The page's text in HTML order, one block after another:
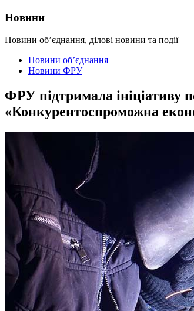
Новини
Новини об’єднання, ділові новини та події
Новини об’єднання
Новини ФРУ
ФРУ підтримала ініціативу
«Конкурентоспроможна